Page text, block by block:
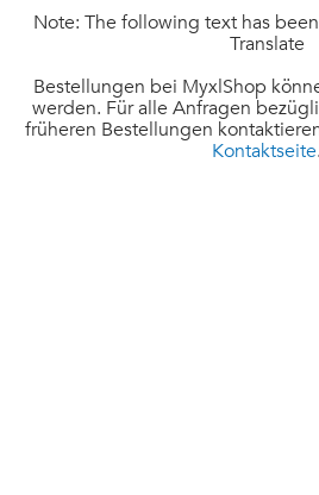
Note: The following text has
Translate
Bestellungen bei MyxlShop
werden. Für alle Anfragen
früheren Bestellungen
Kontaktseite.